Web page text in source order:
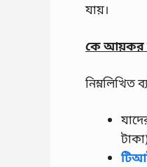
যায়।
কে আয়কর
নিম্নলিখিত